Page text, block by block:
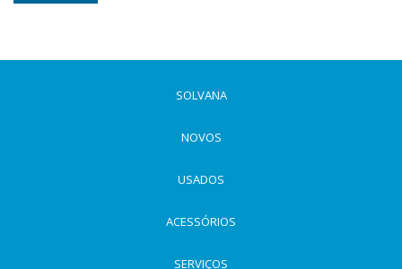
SOLVANA
NOVOS
USADOS
ACESSÓRIOS
SERVIÇOS